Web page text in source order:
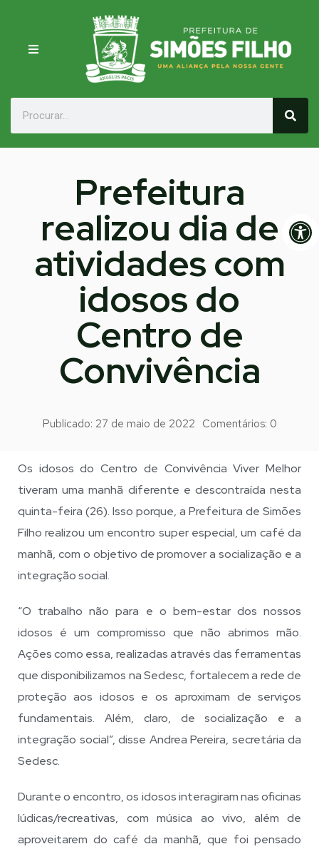
Prefeitura
realizou dia de
atividades com
idosos do
Centro de
Convivência
Publicado: 27 de maio de 2022 Comentários: 0
Os idosos do Centro de Convivência Viver Melhor
tiveram uma manhã diferente e descontraída nesta
quinta-feira (26). Isso porque, a Prefeitura de Simões
Filho realizou um encontro super especial, um café da
manhã, com o objetivo de promover a socialização e a
integração social.
“O trabalho não para e o bem-estar dos nossos
idosos é um compromisso que não abrimos mão.
Ações como essa, realizadas através das ferramentas
que disponibilizamos na Sedesc, fortalecem a rede de
proteção aos idosos e os aproximam de serviços
fundamentais. Além, claro, de socialização e a
integração social”, disse Andrea Pereira, secretária da
Sedesc.
Durante o encontro, os idosos interagiram nas oficinas
lúdicas/recreativas, com música ao vivo, além de
aproveitarem do café da manhã, que foi pensado